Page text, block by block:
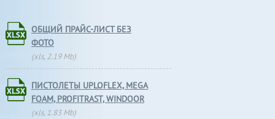
ОБЩИЙ ПРАЙС-ЛИСТ БЕЗ
ФОТО
(xls, 2.19 Mb)
ПИСТОЛЕТЫ UPLOFLEX, МEGA
FOAM, PROFITRAST, WINDOOR
(xls, 1.83 Mb)